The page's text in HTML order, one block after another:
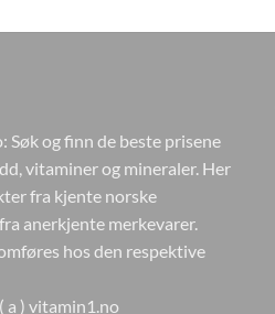
Søk og finn de beste prisene
vitaminer og mineraler. Her
fra kjente norske
anerkjente merkevarer.
hos den respektive
a ) vitamin1.no